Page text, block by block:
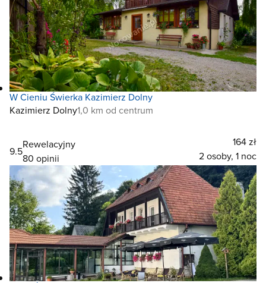
W Cieniu Świerka Kazimierz Dolny
Kazimierz Dolny1,0 km od centrum
9.5
Rewelacyjny
80 opinii
164 zł
2 osoby, 1 noc